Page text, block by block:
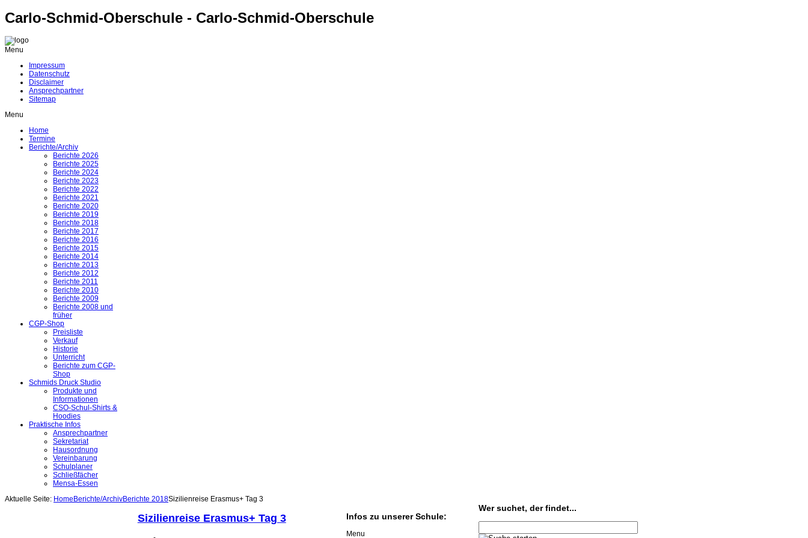
Carlo-Schmid-Oberschule - Carlo-Schmid-Oberschule
Menu
Impressum
Datenschutz
Disclaimer
Ansprechpartner
Sitemap
Menu
Home
Termine
Berichte/Archiv
Berichte 2026
Berichte 2025
Berichte 2024
Berichte 2023
Berichte 2022
Berichte 2021
Berichte 2020
Berichte 2019
Berichte 2018
Berichte 2017
Berichte 2016
Berichte 2015
Berichte 2014
Berichte 2013
Berichte 2012
Berichte 2011
Berichte 2010
Berichte 2009
Berichte 2008 und
früher
CGP-Shop
Preisliste
Verkauf
Historie
Unterricht
Berichte zum CGP-
Shop
Schmids Druck Studio
Produkte und
Informationen
CSO-Schul-Shirts &
Hoodies
Praktische Infos
Ansprechpartner
Sekretariat
Hausordnung
Vereinbarung
Schulplaner
Schließfächer
Mensa-Essen
Aktuelle Seite: Home Berichte/ArchivBerichte 2018Sizilienreise Erasmus+ Tag 3
Sizilienreise Erasmus+ Tag 3 Infos zu unserer Schule:
Menu
Wer suchet, der findet...